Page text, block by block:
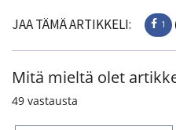
JAA TÄMÄ ARTIKKELI: 1
Mitä mieltä olet
49 vastausta